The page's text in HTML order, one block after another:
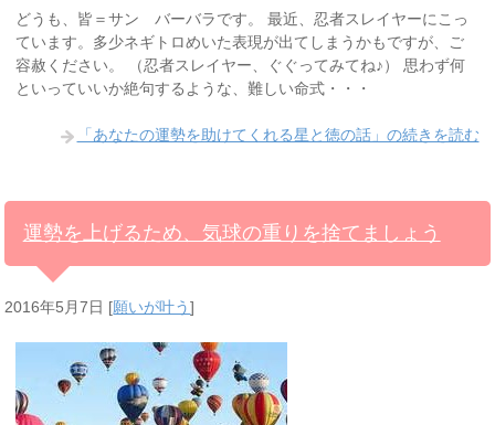
どうも、皆＝サン バーバラです。 最近、忍者スレイヤーにこっ
ています。多少ネギトロめいた表現が出てしまうかもですが、ご
容赦ください。 （忍者スレイヤー、ぐぐってみてね♪） 思わず何
といっていいか絶句するような、難しい命式・・・
「あなたの運勢を助けてくれる星と徳の話」の続きを読む
運勢を上げるため、気球の重りを捨てましょう
2016年5月7日 [願いが叶う]